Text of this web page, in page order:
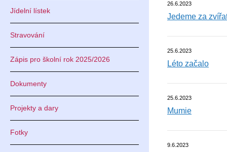
Jídelní lístek
Stravování
Zápis pro školní rok 2025/2026
Dokumenty
Projekty a dary
Fotky
26.6.2023
Jedeme za
25.6.2023
Léto začalo
25.6.2023
Mumie
9.6.2023